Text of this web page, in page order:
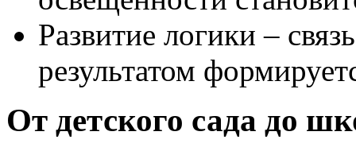
Развитие логики –
результатом
От детского сада до